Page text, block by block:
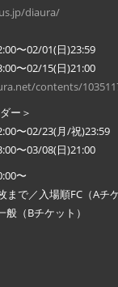
diaura/
〜02/01(日)23:59
〜02/15(日)21:00
contents/
ー＞
〜02/23(月/祝)23:59
〜03/08(日)21:00
〜
まで／入場順FC（Aチ
（Bチケット）